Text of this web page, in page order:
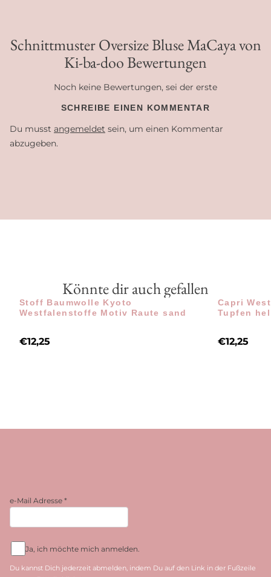
Schnittmuster Oversize Bluse MaCaya von
Ki-ba-doo Bewertungen
Noch keine Bewertungen, sei der erste
SCHREIBE EINEN KOMMENTAR
Du musst angemeldet sein, um einen Kommentar
abzugeben.
Könnte dir auch gefallen
Stoff Baumwolle Kyoto
Westfalenstoffe Motiv Raute sand
€12,25
Capri
Tupfen
€12,25
e-Mail Adresse *
Ja, ich möchte mich anmelden.
Du kannst Dich jederzeit abmelden, indem Du auf den Link in der Fußzeile